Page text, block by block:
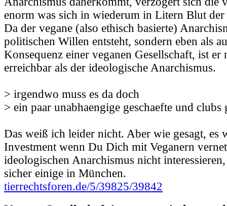
enorm was sich in wiederum in Litern Blut der
Da der vegane (also ethisch basierte)
politischen Willen entsteht, sondern eben als
Konsequenz einer veganen Gesellschaft, ist
erreichbar als der ideologische Anarchismus.
> irgendwo muss es da doch
> ein paar unabhaengige geschaefte und clubs
Das weiß ich leider nicht. Aber wie gesagt, es
Investment wenn Du Dich mit Veganern
ideologischen Anarchismus nicht
sicher einige in München.
tierrechtsforen.de/5/39825/39842